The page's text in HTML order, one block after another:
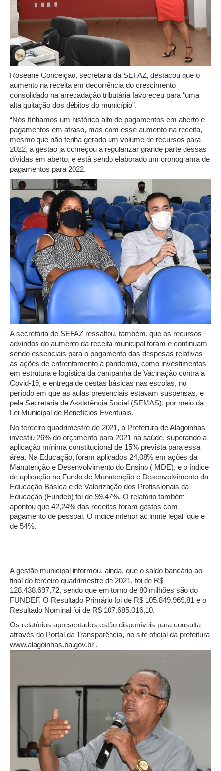
Roseane Conceição, secretária da SEFAZ, destacou que o
aumento na receita em decorrência do crescimento
consolidado na arrecadação tributária favoreceu para “uma
alta quitação dos débitos do município”.
“Nós tínhamos um histórico alto de pagamentos em aberto e
pagamentos em atraso, mas com esse aumento na receita,
mesmo que não tenha gerado um volume de recursos para
2022, a gestão já começou a regularizar grande parte dessas
dívidas em aberto, e está sendo elaborado um cronograma de
pagamentos para 2022.
A secretária de SEFAZ ressaltou, também, que os recursos
advindos do aumento da receita municipal foram e continuam
sendo essenciais para o pagamento das despesas relativas
às ações de enfrentamento à pandemia, como investimentos
em estrutura e logística da campanha de Vacinação contra a
Covid-19, e entrega de cestas básicas nas escolas, no
período em que as aulas presenciais estavam suspensas, e
pela Secretaria de Assistência Social (SEMAS), por meio da
Lei Municipal de Benefícios Eventuais.
No terceiro quadrimestre de 2021, a Prefeitura de Alagoinhas
investiu 26% do orçamento para 2021 na saúde, superando a
aplicação mínima constitucional de 15% prevista para essa
área. Na Educação, foram aplicados 24,08% em ações da
Manutenção e Desenvolvimento do Ensino ( MDE), e o índice
de aplicação no Fundo de Manutenção e Desenvolvimento da
Educação Básica e de Valorização dos Profissionais da
Educação (Fundeb) foi de 99,47%. O relatório também
apontou que 42,24% das receitas foram gastos com
pagamento de pessoal. O índice inferior ao limite legal, que é
de 54%.
A gestão municipal informou, ainda, que o saldo bancário ao
final do terceiro quadrimestre de 2021, foi de R$
128.438.697,72, sendo que em torno de 80 milhões são do
FUNDEF. O Resultado Primário foi de R$ 105.849.969,81 e o
Resultado Nominal foi de R$ 107.685.016,10.
Os relatórios apresentados estão disponíveis para consulta
através do Portal da Transparência, no site oficial da prefeitura
www.alagoinhas.ba.gov.br .